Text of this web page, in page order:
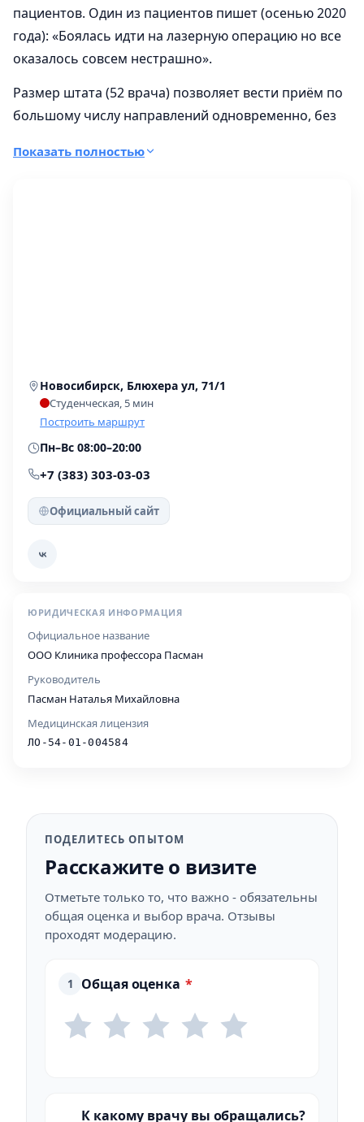
пациентов. Один из пациентов пишет (осенью 2020
года): «Боялась идти на лазерную операцию но все
оказалось совсем нестрашно».
Размер штата (52 врача) позволяет вести приём по
большому числу направлений одновременно, без
Показать полностью
Новосибирск, Блюхера ул, 71/1
Студенческая, 5 мин
Построить маршрут
Пн–Вс 08:00–20:00
+7 (383) 303-03-03
Официальный сайт
ЮРИДИЧЕСКАЯ ИНФОРМАЦИЯ
Официальное название
ООО Клиника профессора Пасман
Руководитель
Пасман Наталья Михайловна
Медицинская лицензия
ЛО-54-01-004584
ПОДЕЛИТЕСЬ ОПЫТОМ
Расскажите о визите
Отметьте только то, что важно - обязательны
общая оценка и выбор врача. Отзывы
проходят модерацию.
1 Общая оценка *
К какому врачу вы обращались?